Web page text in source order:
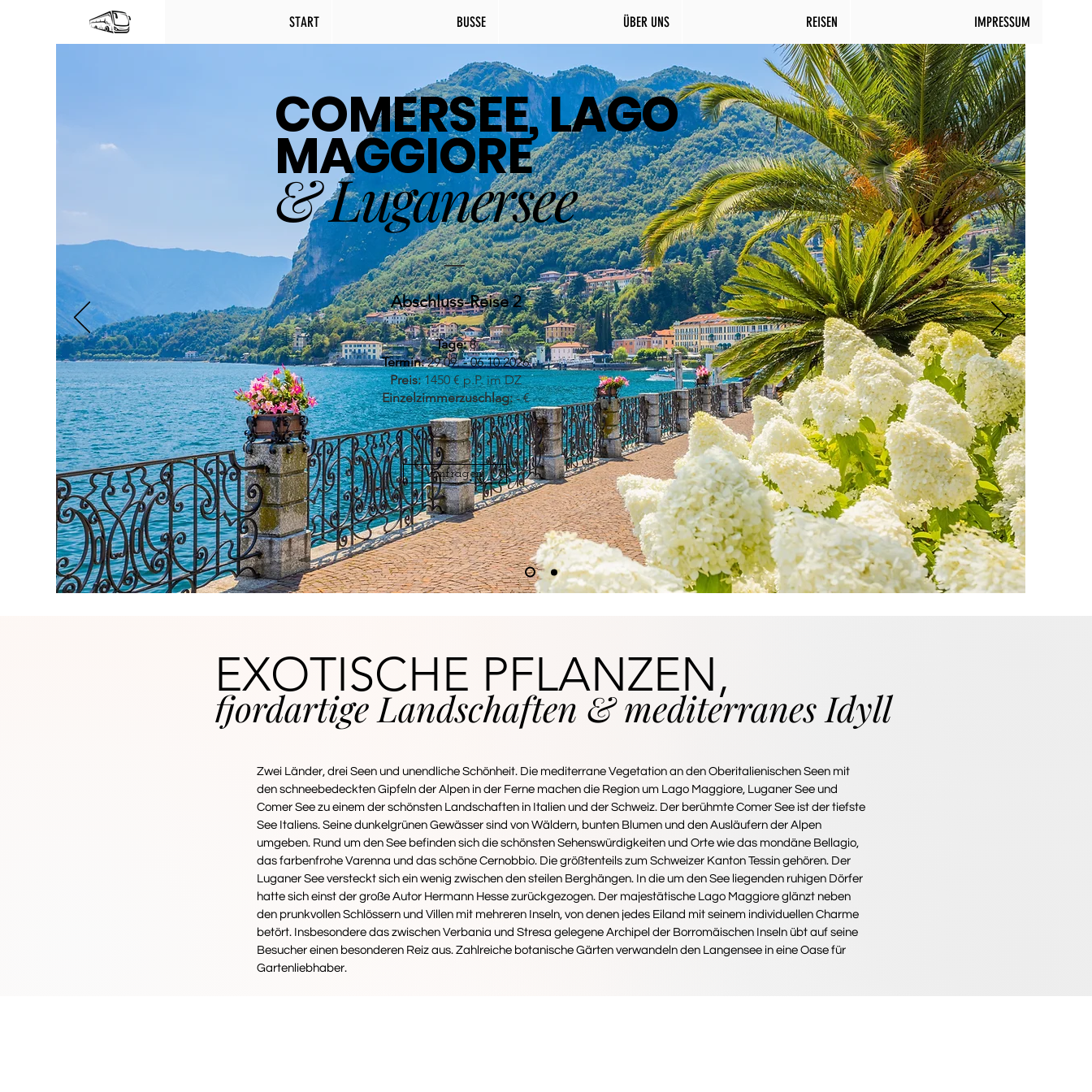
START BUSSE ÜBER UNS REISEN IMPRESSUM
Abschluss-Reise 2
Tage:8
Termin:29.09. - 06.10.2026
Preis:1450 € p.P. im DZ
Einzelzimmerzuschlag:- €
Anfragen
COMERSEE, LAGO
MAGGIORE
& Luganersee
EXOTISCHE PFLANZEN,
fjordartige Landschaften & mediterranes Idyll
Zwei Länder, drei Seen und unendliche Schönheit. Die mediterrane Vegetation an den Oberitalienischen Seen mit
den schneebedeckten Gipfeln der Alpen in der Ferne machen die Region um Lago Maggiore, Luganer See und
Comer See zu einem der schönsten Landschaften in Italien und der Schweiz. Der berühmte Comer See ist der tiefste
See Italiens. Seine dunkelgrünen Gewässer sind von Wäldern, bunten Blumen und den Ausläufern der Alpen
umgeben. Rund um den See befinden sich die schönsten Sehenswürdigkeiten und Orte wie das mondäne Bellagio,
das farbenfrohe Varenna und das schöne Cernobbio. Die größtenteils zum Schweizer Kanton Tessin gehören. Der
Luganer See versteckt sich ein wenig zwischen den steilen Berghängen. In die um den See liegenden ruhigen Dörfer
hatte sich einst der große Autor Hermann Hesse zurückgezogen. Der majestätische Lago Maggiore glänzt neben
den prunkvollen Schlössern und Villen mit mehreren Inseln, von denen jedes Eiland mit seinem individuellen Charme
betört. Insbesondere das zwischen Verbania und Stresa gelegene Archipel der Borromäischen Inseln übt auf seine
Besucher einen besonderen Reiz aus. Zahlreiche botanische Gärten verwandeln den Langensee in eine Oase für
Gartenliebhaber.